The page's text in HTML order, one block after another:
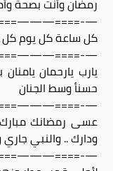
رمضان وأنت بصحة
كل ساعة كل يوم كل
يارب يارحمان
حسنأ وسط الجنان
عسى رمضانك
ودارك .. والنبي